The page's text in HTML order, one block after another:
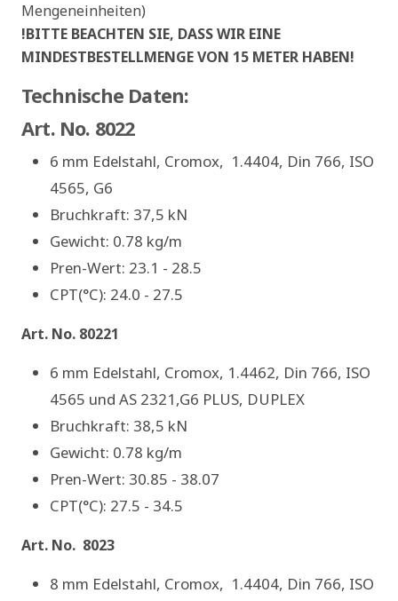
Mengeneinheiten)
!BITTE BEACHTEN SIE, DASS WIR EINE
MINDESTBESTELLMENGE VON 15 METER HABEN!
Technische Daten:
Art. No. 8022
6 mm Edelstahl, Cromox, 1.4404, Din 766, ISO
4565, G6
Bruchkraft: 37,5 kN
Gewicht: 0.78 kg/m
Pren-Wert: 23.1 - 28.5
CPT(°C): 24.0 - 27.5
Art. No. 80221
6 mm Edelstahl, Cromox, 1.4462, Din 766, ISO
4565 und AS 2321,G6 PLUS, DUPLEX
Bruchkraft: 38,5 kN
Gewicht: 0.78 kg/m
Pren-Wert: 30.85 - 38.07
CPT(°C): 27.5 - 34.5
Art. No. 8023
8 mm Edelstahl, Cromox, 1.4404, Din 766, ISO